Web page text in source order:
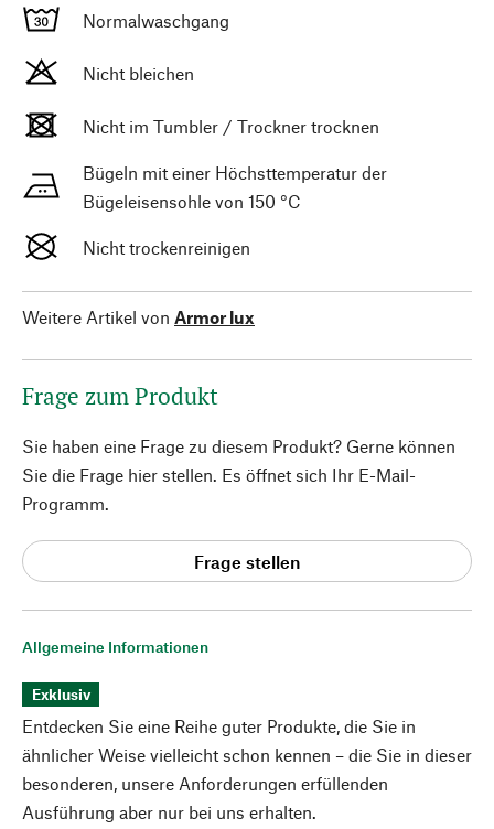
Allgemeine Informationen
Exklusiv
Entdecken Sie eine Reihe guter Produkte, die Sie in
ähnlicher Weise vielleicht schon kennen – die Sie in dieser
besonderen, unsere Anforderungen erfüllenden
Ausführung aber nur bei uns erhalten.
Normalwaschgang
Nicht bleichen
Nicht im Tumbler / Trockner trocknen
Bügeln mit einer Höchsttemperatur der
Bügeleisensohle von 150 °C
Nicht trockenreinigen
Weitere Artikel von Armor lux
Frage zum Produkt
Sie haben eine Frage zu diesem Produkt? Gerne können
Sie die Frage hier stellen. Es öffnet sich Ihr E-Mail-
Programm.
Frage stellen